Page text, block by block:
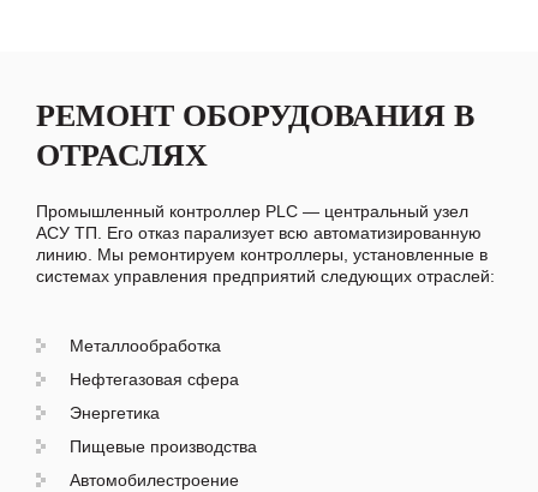
РЕМОНТ ОБОРУДОВАНИЯ В
ОТРАСЛЯХ
Промышленный контроллер PLC — центральный узел
АСУ ТП. Его отказ парализует всю автоматизированную
линию. Мы ремонтируем контроллеры, установленные в
системах управления предприятий следующих отраслей:
Металлообработка
Нефтегазовая сфера
Энергетика
Пищевые производства
Автомобилестроение